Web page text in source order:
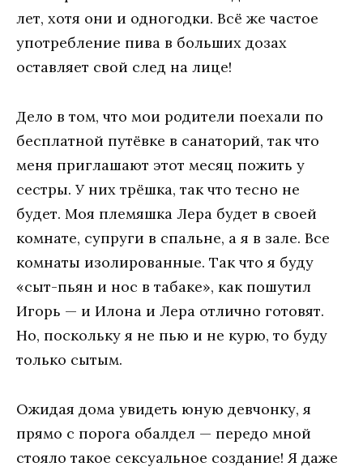
лет, хотя они и одногодки. Всё же частое
употребление пива в больших дозах
оставляет свой след на лице!
Дело в том, что мои родители поехали по
бесплатной путёвке в санаторий, так что
меня приглашают этот месяц пожить у
сестры. У них трёшка, так что тесно не
будет. Моя племяшка Лера будет в своей
комнате, супруги в спальне, а я в зале. Все
комнаты изолированные. Так что я буду
«сыт-пьян и нос в табаке», как пошутил
Игорь — и Илона и Лера отлично готовят.
Но, поскольку я не пью и не курю, то буду
только сытым.
Ожидая дома увидеть юную девчонку, я
прямо с порога обалдел — передо мной
стояло такое сексуальное создание! Я даже